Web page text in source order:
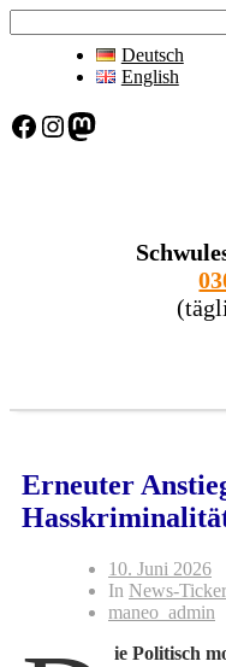
Deutsch
English
Facebook Instagram Mastodon
Erneuter
10. Juni 2026
In News-Ticker
maneo_admin
ie Politisch